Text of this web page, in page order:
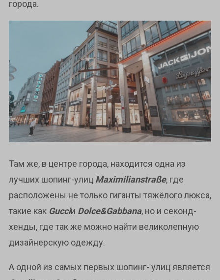
города.
Там же, в центре города, находится одна из
лучших шопинг-улиц Maximilianstraße, где
расположены не только гиганты тяжёлого люкса,
такие как Gucciи Dolce&Gabbana, но и секонд-
хенды, где так же можно найти великолепную
дизайнерскую одежду.
А одной из самых первых шопинг- улиц является